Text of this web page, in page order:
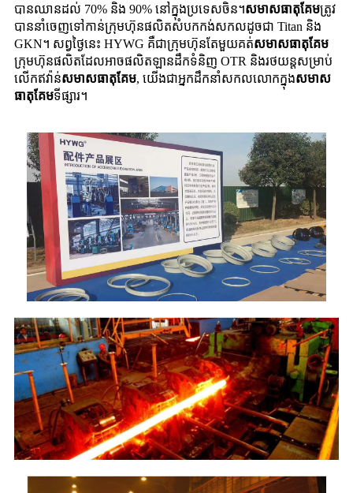
បានឈានដល់ 70% និង 90% នៅក្នុងប្រទេសចិន។សមាសធាតុគែមត្រូវ
បាននាំចេញទៅកាន់ក្រុមហ៊ុនផលិតសំបកកង់សកលដូចជា Titan និង
GKN។ សព្វថ្ងៃនេះ HYWG គឺជាក្រុមហ៊ុនតែមួយគត់សមាសធាតុគែម
ក្រុមហ៊ុនផលិតដែលអាចផលិតឡានដឹកទំនិញ OTR និងរថយន្តសម្រាប់
លើកឥវ៉ាន់សមាសធាតុគែម, យើងជាអ្នកដឹកនាំសកលលោកក្នុងសមាស
ធាតុគែមទីផ្សារ។